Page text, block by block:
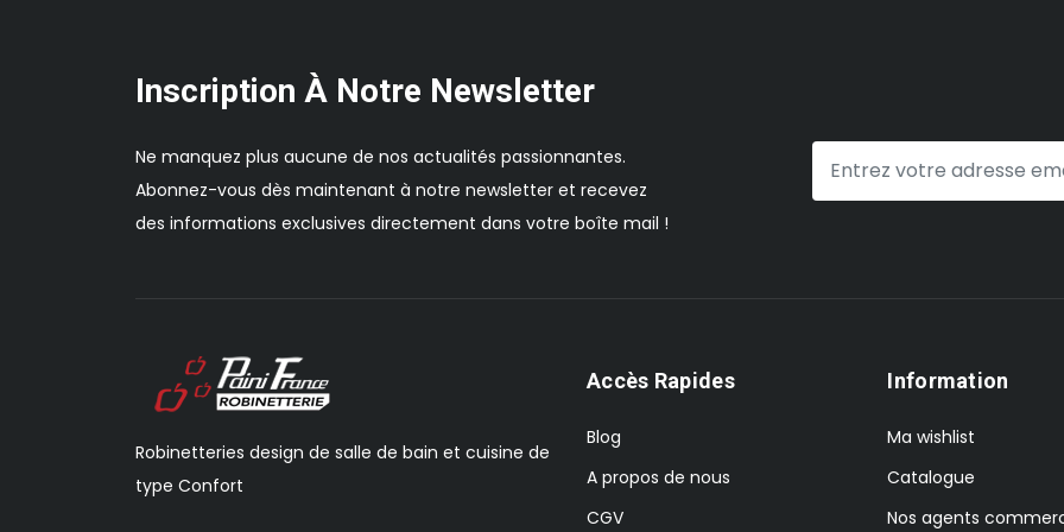
Inscription À Notre Newsletter
Ne manquez plus aucune de nos actualités passionnantes.
Abonnez-vous dès maintenant à notre newsletter et recevez
des informations exclusives directement dans votre boîte mail !
Robinetteries design de salle de bain et cuisine de
type Confort
Accès Rapides
Blog
A propos de nous
CGV
Information
Ma wishlist
Catalogue
Nos agents